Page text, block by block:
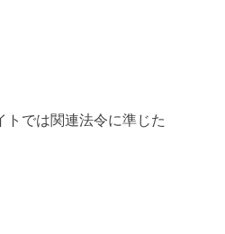
では関連法令に準じた